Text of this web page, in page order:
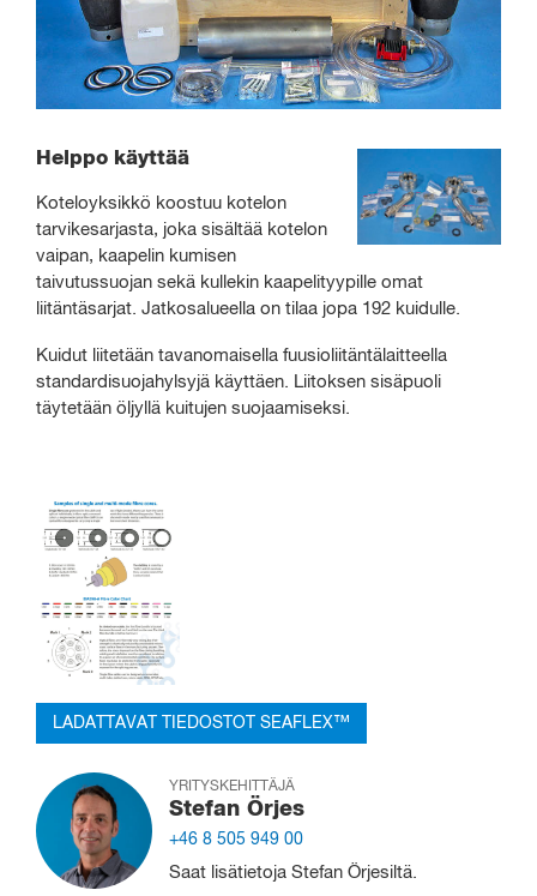
Helppo käyttää
Koteloyksikkö koostuu kotelon
tarvikesarjasta, joka sisältää kotelon
vaipan, kaapelin kumisen
taivutussuojan sekä kullekin kaapelityypille omat
liitäntäsarjat. Jatkosalueella on tilaa jopa 192 kuidulle.
Kuidut liitetään tavanomaisella fuusioliitäntälaitteella
standardisuojahylsyjä käyttäen. Liitoksen sisäpuoli
täytetään öljyllä kuitujen suojaamiseksi.
LADATTAVAT TIEDOSTOT SEAFLEX™
YRITYSKEHITTÄJÄ
Stefan Örjes
+46 8 505 949 00
Saat lisätietoja Stefan Örjesiltä.